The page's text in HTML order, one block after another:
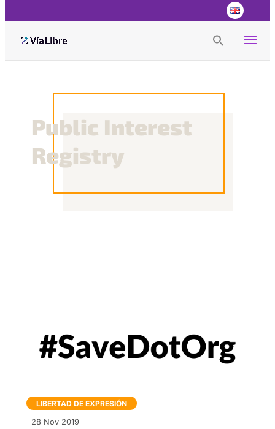
Search Button
Public Interest
Registry
28 Nov 2019
LIBERTAD DE EXPRESIÓN